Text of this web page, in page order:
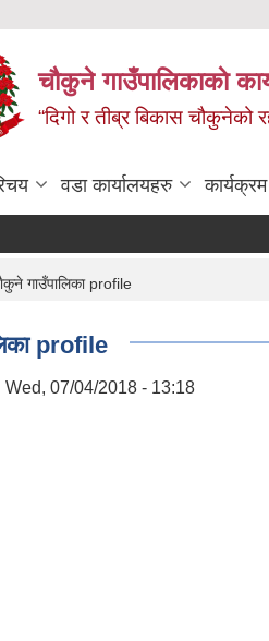
चौकुने गाउँपालिकाकाे
“दिगो र तीब्र बिकास चौकुनेको
वडा कार्यालयहरु
गाउँपालिका profile
profile
Wed, 07/04/2018 - 13:18